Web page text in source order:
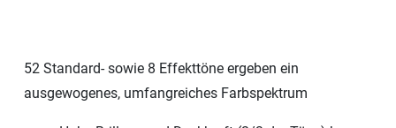
52 Standard- sowie 8 Effekttöne ergeben ein
ausgewogenes, umfangreiches Farbspektrum